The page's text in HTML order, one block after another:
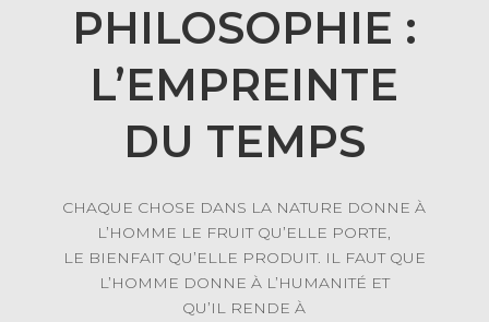
PHILOSOPHIE :
L’EMPREINTE
DU TEMPS
CHAQUE CHOSE DANS LA NATURE DONNE À
L’HOMME LE FRUIT QU’ELLE PORTE,
LE BIENFAIT QU’ELLE PRODUIT. IL FAUT QUE
L’HOMME DONNE À L’HUMANITÉ ET
QU’IL RENDE À